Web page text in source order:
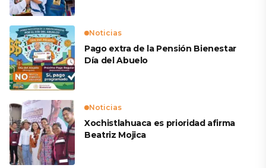
Noticias
Pago extra de la Pensión Bienestar
Día del Abuelo
Noticias
Xochistlahuaca es prioridad afirma
Beatriz Mojica